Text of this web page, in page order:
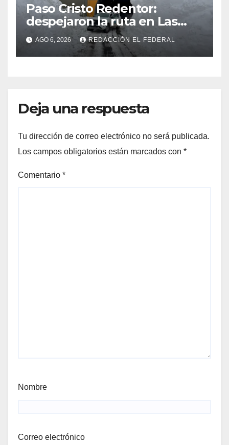
Paso Cristo Redentor:
despejaron la ruta en Las
Cuevas antes de otro
temporal con unos 1.500
camiones varados
AGO 6, 2026 REDACCIÓN EL FEDERAL
Deja una respuesta
Tu dirección de correo electrónico no será publicada.
Los campos obligatorios están marcados con *
Comentario *
Nombre
Correo electrónico